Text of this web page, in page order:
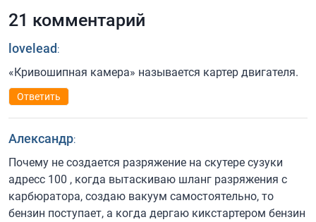
21 комментарий
lovelead :
«Кривошипная камера» называется картер двигателя.
Ответить
Александр:
Почему не создается разряжение на скутере сузуки
адресс 100 , когда вытаскиваю шланг разряжения с
карбюратора, создаю вакуум самостоятельно, то
бензин поступает, а когда дергаю кикстартером бензин